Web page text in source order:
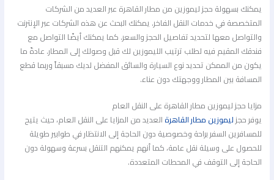
يمكنك بسهولة حجز ليموزين من مطار القاهرة عبر العديد من الشركات
المتخصصة في خدمات النقل الفاخر. يمكنك البحث عن هذه الشركات عبر الإنترنت
والتواصل معها لتحديد تفاصيل الحجز والسعر. كما يمكنك أيضًا التواصل مع
فندقك المقيم فيه لطلب ترتيب الليموزين لك قبل وصولك إلى المطار. عادةً ما
يكون من الممكن تحديد نوع السيارة والسائق المفضل لديك مسبقاً وربما قطع
المسافة بين المطار ووجهتك دون عناء.
مزايا حجز ليموزين مطار القاهرة على النقل العام
يوفر حجزليموزين مطار القاهرةالعديد من المزايا على النقل العام، حيث يتيح
للمسافرين السفر براحة وخصوصية دون الحاجة إلى الانتظار في طوابير طويلة
للحصول على وسيلة نقل عامة، كما أنهم يمكنهم التنقل بسرعة وسهولة دون
الحاجة إلى التوقف في المحطات المتعددة.